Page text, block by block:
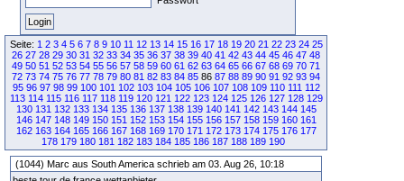
Seite: 1 2 3 4 5 6 7 8 9 10 11 12 13 14 15 16 17 18 19 20 21 22 23 24 25
26 27 28 29 30 31 32 33 34 35 36 37 38 39 40 41 42 43 44 45 46 47 48
49 50 51 52 53 54 55 56 57 58 59 60 61 62 63 64 65 66 67 68 69 70 71
72 73 74 75 76 77 78 79 80 81 82 83 84 85 86 87 88 89 90 91 92 93 94
95 96 97 98 99 100 101 102 103 104 105 106 107 108 109 110 111 112
113 114 115 116 117 118 119 120 121 122 123 124 125 126 127 128 129
130 131 132 133 134 135 136 137 138 139 140 141 142 143 144 145
146 147 148 149 150 151 152 153 154 155 156 157 158 159 160 161
162 163 164 165 166 167 168 169 170 171 172 173 174 175 176 177
178 179 180 181 182 183 184 185 186 187 188 189 190
(1044) Marc aus South America schrieb am 03. Aug 26, 10:18